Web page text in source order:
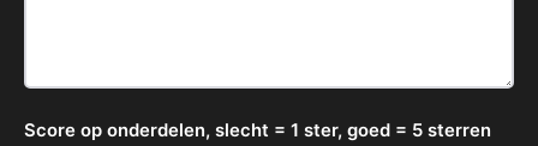
Score op onderdelen, slecht = 1 ster, goed = 5 sterren